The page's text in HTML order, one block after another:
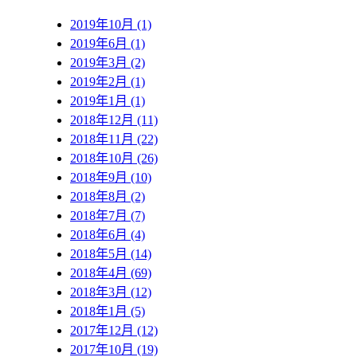
2019年10月 (1)
2019年6月 (1)
2019年3月 (2)
2019年2月 (1)
2019年1月 (1)
2018年12月 (11)
2018年11月 (22)
2018年10月 (26)
2018年9月 (10)
2018年8月 (2)
2018年7月 (7)
2018年6月 (4)
2018年5月 (14)
2018年4月 (69)
2018年3月 (12)
2018年1月 (5)
2017年12月 (12)
2017年10月 (19)